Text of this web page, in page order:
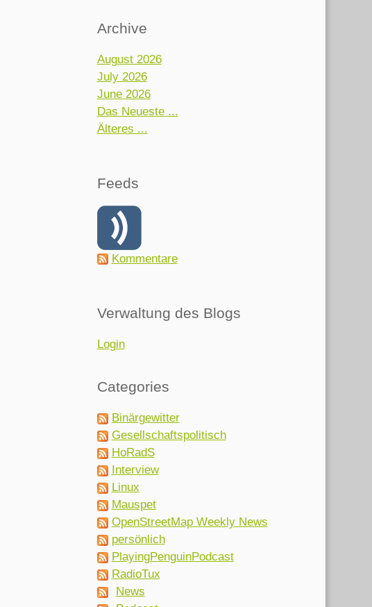
Archive
August 2026
July 2026
June 2026
Das Neueste ...
Älteres ...
Feeds
Kommentare
Verwaltung des Blogs
Login
Categories
Binärgewitter
Gesellschaftspolitisch
HoRadS
Interview
Linux
Mauspet
OpenStreetMap Weekly News
persönlich
PlayingPenguinPodcast
RadioTux
News